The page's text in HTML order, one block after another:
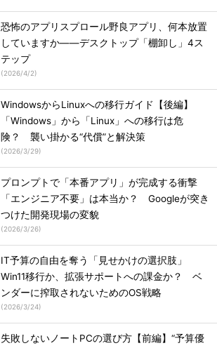
恐怖のアプリスプロール野良アプリ、何本放置
していますか――デスクトップ「棚卸し」4ス
テップ
(2026/4/2)
WindowsからLinuxへの移行ガイド【後編】
「Windows」から「Linux」への移行は危
険？ 襲い掛かる“代償”と解決策
(2026/3/29)
プロンプトで「本番アプリ」が完成する衝撃
「エンジニア不要」は本当か？ Googleが突き
つけた開発現場の変貌
(2026/3/26)
IT予算の自由を奪う「見せかけの選択肢」
Win11移行か、拡張サポートへの課金か？ ベ
ンダーに搾取されないためのOS戦略
(2026/3/24)
失敗しないノートPCの選び方【前編】“予算優